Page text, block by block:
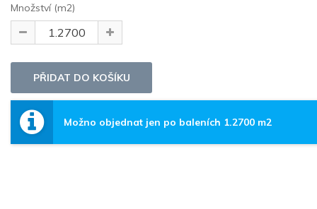
Množství (m2)
Možno objednat jen po baleních 1.2700 m2